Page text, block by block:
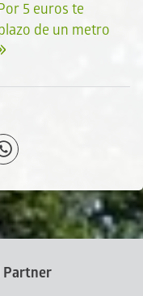
5 euros te
de un metro
Partner